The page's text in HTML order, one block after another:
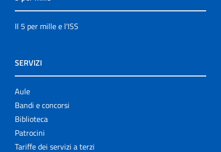
Il 5 per mille e l'ISS
SERVIZI
Aule
Bandi e concorsi
Biblioteca
Patrocini
Tariffe dei servizi a terzi